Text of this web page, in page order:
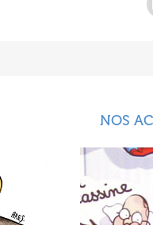
NOS